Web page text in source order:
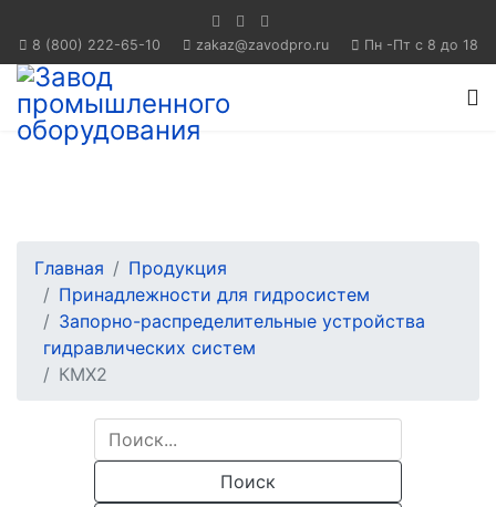
8 (800) 222-65-10 Пн -Пт с 8 до 18
Главная
Продукция
Принадлежности для гидросистем
Запорно-распределительные устройства
гидравлических систем
КМХ2
Поиск